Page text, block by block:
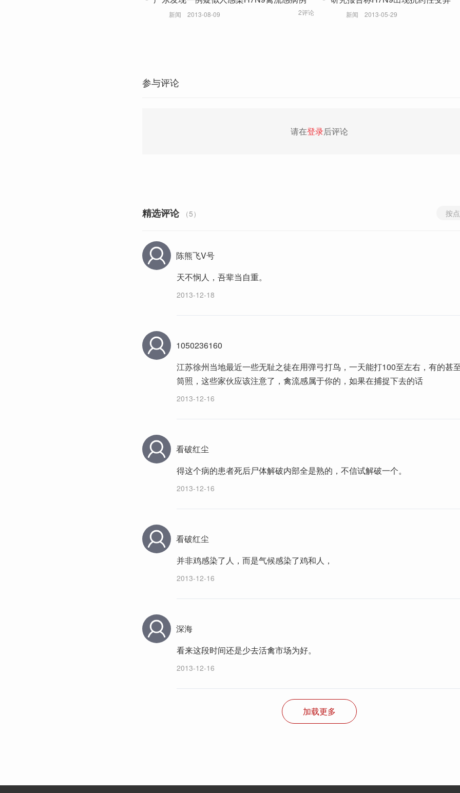
新闻 2013-08-09 2评论 新闻 2013-05-29
参与评论
请在登录后评论
精选评论 （5） 按
陈熊飞V号
天不悯人，吾辈当自重。
2013-12-18
1050236160
江苏徐州当地最近一些无耻之徒在用弹弓打鸟，一天能打100至左右，有的甚
筒照，这些家伙应该注意了，禽流感属于你的，如果在捕捉下去的话
2013-12-16
看破红尘
得这个病的患者死后尸体解破内部全是熟的，不信试解破一个。
2013-12-16
看破红尘
并非鸡感染了人，而是气候感染了鸡和人，
2013-12-16
深海
看来这段时间还是少去活禽市场为好。
2013-12-16
加载更多